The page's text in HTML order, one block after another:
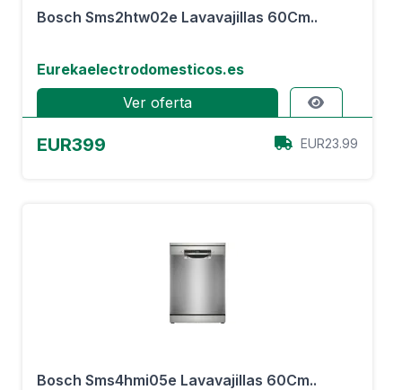
Bosch Sms2htw02e Lavavajillas 60Cm..
Eurekaelectrodomesticos.es
Ver oferta
EUR399 EUR23.99
Bosch Sms4hmi05e Lavavajillas 60Cm..